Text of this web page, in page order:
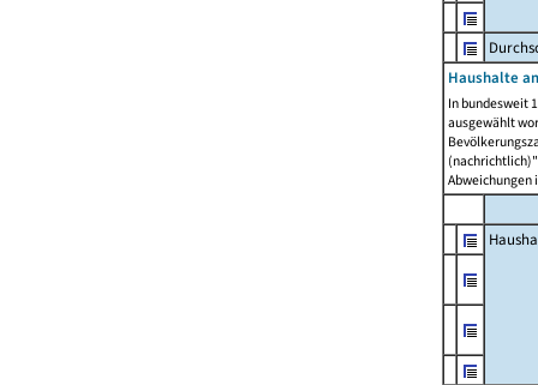
Haushalte
In bundesweit
ausgewählt
Abweichungen